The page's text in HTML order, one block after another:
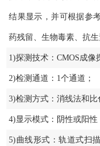
结果显示，并可根据参
药残留、生物毒素、抗生
1)探测技术：CMOS成像
2)检测通道：1个通道；
3)检测方式：消线法和比
4)显示模式：阴性或阳性
5)曲线形式：轨道式扫